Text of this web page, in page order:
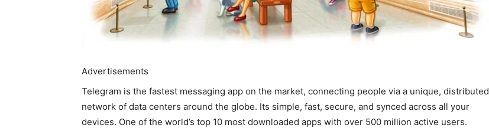
Advertisements
Telegram is the fastest messaging app on the market, connecting people via a unique, distributed
network of data centers around the globe. Its simple, fast, secure, and synced across all your
devices. One of the world’s top 10 most downloaded apps with over 500 million active users.